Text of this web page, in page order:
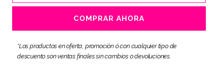
COMPRAR AHORA
*Los productos en oferta, promoción ó con cualquier tipo de
descuento son ventas finales sin cambios o devoluciones.